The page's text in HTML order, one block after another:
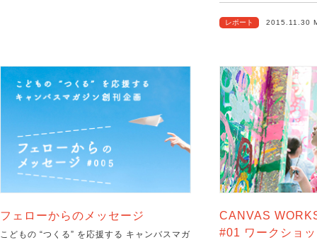
レポート 2015.11.30
フェローからのメッセージ
こどもの “つくる” を応援する キャンバスマガ
CANVAS
#01 ワークショ